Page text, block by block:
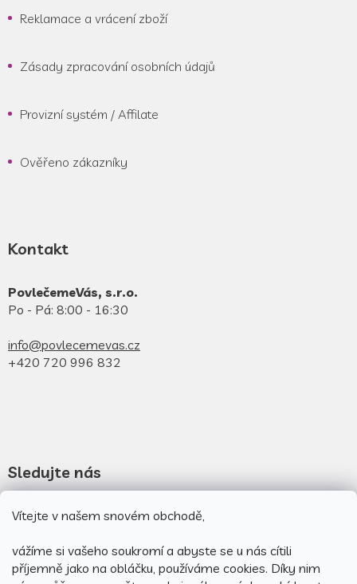
Vítejte v našem snovém obchodě,
vážíme si vašeho soukromí a abyste se u nás cítili
příjemně jako na obláčku, používáme cookies. Díky nim
Reklamace a vrácení zboží
Zásady zpracování osobních údajů
Provizní systém / Affilate
Ověřeno zákazníky
Kontakt
PovlečemeVás, s.r.o.
Po - Pá: 8:00 - 16:30
info@povlecemevas.cz
+420 720 996 832
Sledujte nás
Novinky na facebooku
Novinky na instagramu